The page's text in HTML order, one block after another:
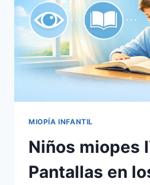
MIOPÍA.
MIOPÍA INFANTIL
Niños miopes
Pantallas en